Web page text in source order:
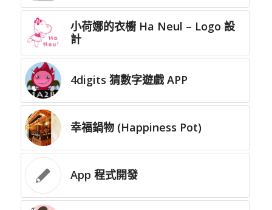
小荷娜的衣櫥 Ha Neul – Logo 設
計
4digits 猜數字遊戲 APP
幸福鍋物 (Happiness Pot)
App 程式開發